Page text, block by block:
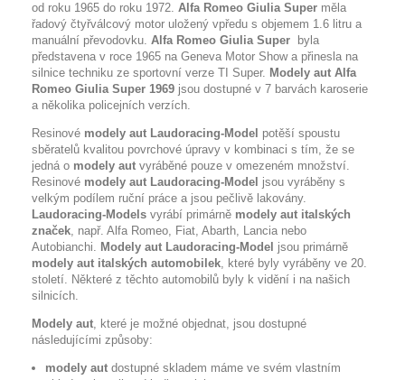
od roku 1965 do roku 1972. Alfa Romeo Giulia Super měla
řadový čtyřválcový motor uložený vpředu s objemem 1.6 litru a
manuální převodovku. Alfa Romeo Giulia Super
byla
představena v roce 1965 na Geneva Motor Show a přinesla na
silnice techniku ze sportovní verze TI Super. Modely aut Alfa
Romeo Giulia Super 1969 jsou dostupné v 7 barvách karoserie
a několika policejních verzích.
Resinové modely aut Laudoracing-Model potěší spoustu
sběratelů kvalitou povrchové úpravy v kombinaci s tím, že se
jedná o modely aut vyráběné pouze v omezeném množství.
Resinové modely aut Laudoracing-Model jsou vyráběny s
velkým podílem ruční práce a jsou pečlivě lakovány.
Laudoracing-Models vyrábí primárně modely aut italských
značek, např. Alfa Romeo, Fiat, Abarth, Lancia nebo
Autobianchi. Modely aut Laudoracing-Model jsou primárně
modely aut italských automobilek, které byly vyráběny ve 20.
století. Některé z těchto automobilů byly k vidění i na našich
silnicích.
Modely aut, které je možné objednat, jsou dostupné
následujícími způsoby:
modely aut dostupné skladem máme ve svém vlastním